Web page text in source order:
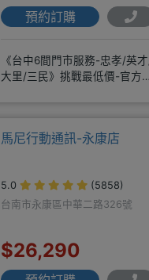
預約訂購
《台中6間門市服務-忠孝/英
大里/三民》挑戰最低價-官方
馬尼行動通訊-永康店
5.0
(5858)
台南市永康區中華二路326號
$26,290